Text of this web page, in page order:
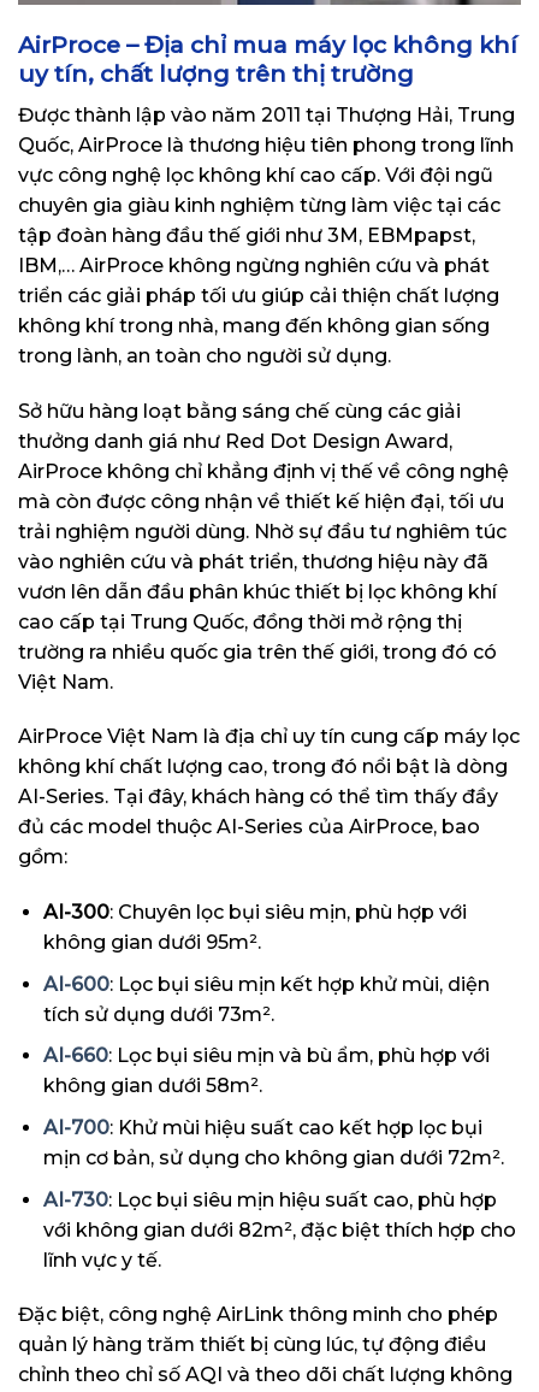
AirProce – Địa chỉ mua máy lọc không khí
uy tín, chất lượng trên thị trường
Được thành lập vào năm 2011 tại Thượng Hải, Trung
Quốc, AirProce là thương hiệu tiên phong trong lĩnh
vực công nghệ lọc không khí cao cấp. Với đội ngũ
chuyên gia giàu kinh nghiệm từng làm việc tại các
tập đoàn hàng đầu thế giới như 3M, EBMpapst,
IBM,… AirProce không ngừng nghiên cứu và phát
triển các giải pháp tối ưu giúp cải thiện chất lượng
không khí trong nhà, mang đến không gian sống
trong lành, an toàn cho người sử dụng.
Sở hữu hàng loạt bằng sáng chế cùng các giải
thưởng danh giá như Red Dot Design Award,
AirProce không chỉ khẳng định vị thế về công nghệ
mà còn được công nhận về thiết kế hiện đại, tối ưu
trải nghiệm người dùng. Nhờ sự đầu tư nghiêm túc
vào nghiên cứu và phát triển, thương hiệu này đã
vươn lên dẫn đầu phân khúc thiết bị lọc không khí
cao cấp tại Trung Quốc, đồng thời mở rộng thị
trường ra nhiều quốc gia trên thế giới, trong đó có
Việt Nam.
AirProce Việt Nam là địa chỉ uy tín cung cấp máy lọc
không khí chất lượng cao, trong đó nổi bật là dòng
AI-Series. Tại đây, khách hàng có thể tìm thấy đầy
đủ các model thuộc AI-Series của AirProce, bao
gồm:
AI-300: Chuyên lọc bụi siêu mịn, phù hợp với
không gian dưới 95m².
AI-600: Lọc bụi siêu mịn kết hợp khử mùi, diện
tích sử dụng dưới 73m².
AI-660: Lọc bụi siêu mịn và bù ẩm, phù hợp với
không gian dưới 58m².
AI-700: Khử mùi hiệu suất cao kết hợp lọc bụi
mịn cơ bản, sử dụng cho không gian dưới 72m².
AI-730: Lọc bụi siêu mịn hiệu suất cao, phù hợp
với không gian dưới 82m², đặc biệt thích hợp cho
lĩnh vực y tế.
Đặc biệt, công nghệ AirLink thông minh cho phép
quản lý hàng trăm thiết bị cùng lúc, tự động điều
chỉnh theo chỉ số AQI và theo dõi chất lượng không